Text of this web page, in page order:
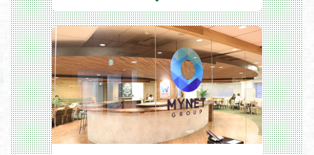
＜業務内容＞
・情報設計やグラフィック作成等のUI/UX
デザイン業務
・UIディレクション業務（画面レイアウト
設計、UI/UXデザイン、アニメーション設
計、デザイン監修、クオリティ管理）
・IP、受託案件等での版元やクライアント
との折衝、窓口業務
・UI制作に関わる予算管理や進行管理業務
・レギュレーション作成や業務効率化
・クリエイティブメンバーのマネジメント
や他セクションとの折衝業務